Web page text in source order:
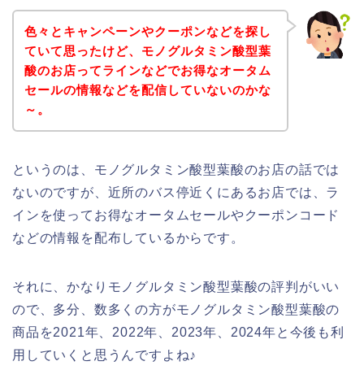
色々とキャンペーンやクーポンなどを探し
ていて思ったけど、モノグルタミン酸型葉
酸のお店ってラインなどでお得なオータム
セールの情報などを配信していないのかな
～。
というのは、モノグルタミン酸型葉酸のお店の話では
ないのですが、近所のバス停近くにあるお店では、ラ
インを使ってお得なオータムセールやクーポンコード
などの情報を配布しているからです。
それに、かなりモノグルタミン酸型葉酸の評判がいい
ので、多分、数多くの方がモノグルタミン酸型葉酸の
商品を2021年、2022年、2023年、2024年と今後も利
用していくと思うんですよね♪